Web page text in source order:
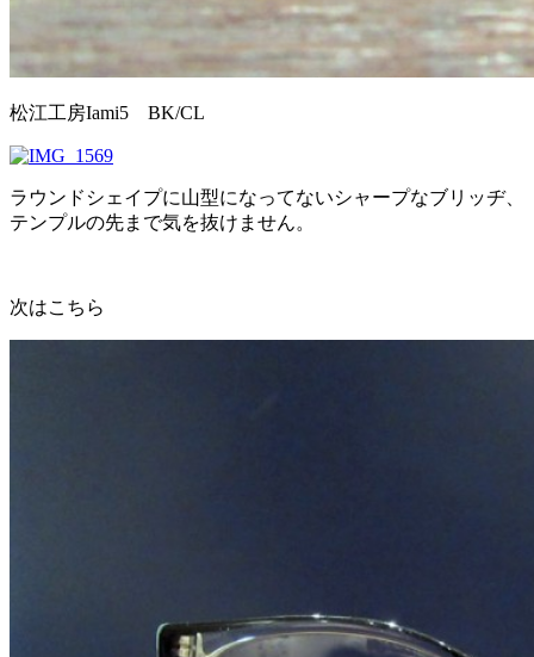
松江工房Iami5 BK/CL
ラウンドシェイプに山型になってないシャープなブリッヂ、
テンプルの先まで気を抜けません。
次はこちら